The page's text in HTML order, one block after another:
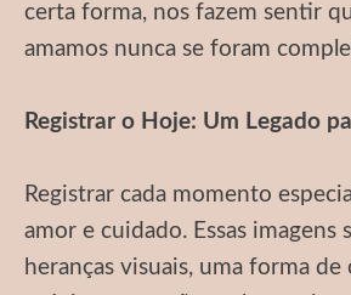
certa forma, nos fazem sentir
amamos nunca se foram
Registrar o Hoje: Um Legado
Registrar cada momento
amor e cuidado. Essas imagens
heranças visuais, uma forma de